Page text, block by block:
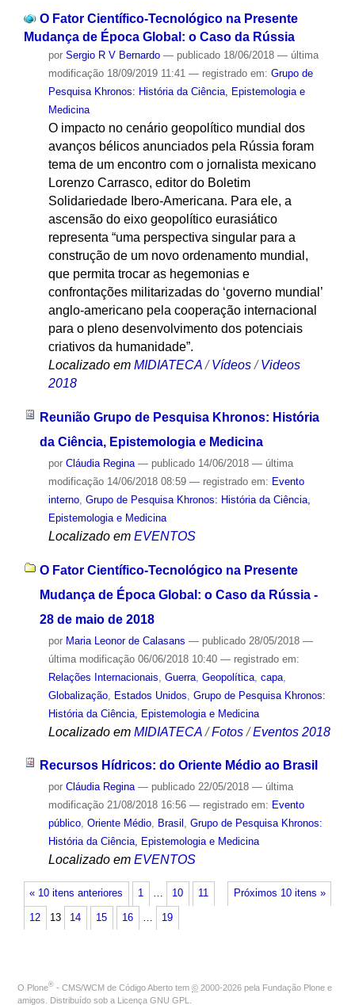
O Fator Científico-Tecnológico na Presente
Mudança de Época Global: o Caso da Rússia
por Sergio R V Bernardo — publicado18/06/2018 — última
modificação18/09/2019 11:41 — registrado em: Grupo de
Pesquisa Khronos: História da Ciência, Epistemologia e
Medicina
O impacto no cenário geopolítico mundial dos
avanços bélicos anunciados pela Rússia foram
tema de um encontro com o jornalista mexicano
Lorenzo Carrasco, editor do Boletim
Solidariedade Ibero-Americana. Para ele, a
ascensão do eixo geopolítico eurasiático
representa “uma perspectiva singular para a
construção de um novo ordenamento mundial,
que permita trocar as hegemonias e
confrontações militarizadas do ‘governo mundial’
anglo-americano pela cooperação internacional
para o pleno desenvolvimento dos potenciais
criativos da humanidade”.
Localizado em MIDIATECA /Vídeos /Videos
2018
Reunião Grupo de Pesquisa Khronos: História
da Ciência, Epistemologia e Medicina
por Cláudia Regina — publicado14/06/2018 — última
modificação14/06/2018 08:59 — registrado em: Evento
interno, Grupo de Pesquisa Khronos: História da Ciência,
Epistemologia e Medicina
Localizado em EVENTOS
O Fator Científico-Tecnológico na Presente
Mudança de Época Global: o Caso da Rússia -
28 de maio de 2018
por Maria Leonor de Calasans — publicado28/05/2018 —
última modificação06/06/2018 10:40 — registrado em:
Relações Internacionais Guerra, Geopolítica, capa,
Globalização, Estados Unidos Grupo de Pesquisa Khronos:
História da Ciência, Epistemologia e Medicina
Localizado em MIDIATECA /Fotos /Eventos 2018
Recursos Hídricos: do Oriente Médio ao Brasil
por Cláudia Regina — publicado22/05/2018 — última
modificação21/08/2018 16:56 — registrado em: Evento
público, Oriente Médio, Brasil , Grupo de Pesquisa Khronos:
História da Ciência, Epistemologia e Medicina
Localizado em EVENTOS
« 10 itens anteriores Próximos 10 itens »
1 … 10 11
12 13 14 15 16 … 19
O Plone® - CMS/WCM de Código Aberto tem © 2000-2026 pela Fundação Plone e
amigos. Distribuído sob a Licença GNU GPL